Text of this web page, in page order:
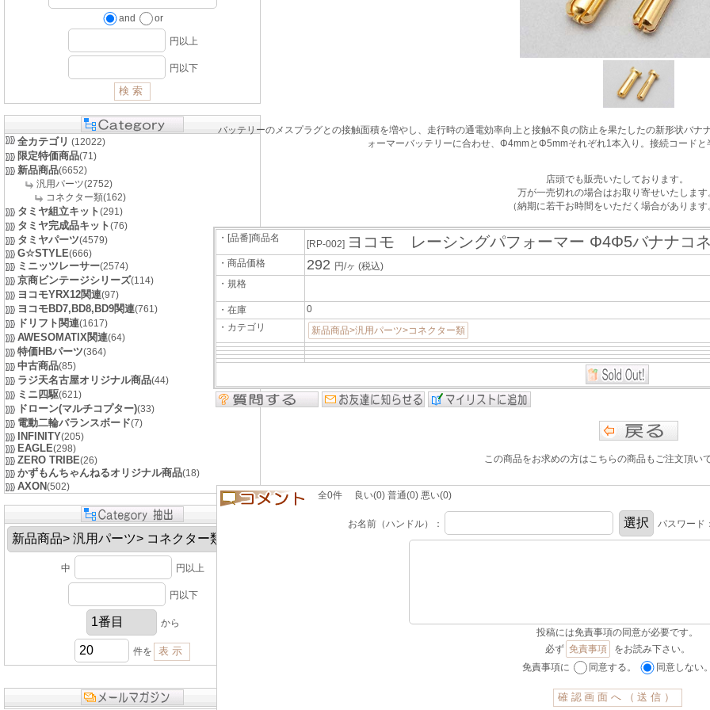
and or
円以上
円以下
全カテゴリ (12022)
限定特価商品(71)
新品商品(6652)
汎用パーツ(2752)
コネクター類(162)
タミヤ組立キット(291)
タミヤ完成品キット(76)
タミヤパーツ(4579)
G☆STYLE(666)
ミニッツレーサー(2574)
京商ビンテージシリーズ(114)
ヨコモYRX12関連(97)
ヨコモBD7,BD8,BD9関連(761)
ドリフト関連(1617)
AWESOMATIX関連(64)
特価HBパーツ(364)
中古商品(85)
ラジ天名古屋オリジナル商品(44)
ミニ四駆(621)
ドローン(マルチコプター)(33)
電動二輪バランスボード(7)
INFINITY(205)
EAGLE(298)
ZERO TRIBE(26)
かずもんちゃんねるオリジナル商品(18)
AXON(502)
中 円以上
円以下
から
件を
バッテリーのメスプラグとの接触面積を増やし、走行時の通電効率向上と接触不良の防止を果たしたの新形状バ
ォーマーバッテリーに合わせ、Φ4mmとΦ5mmそれぞれ1本入り。接続コードと
店頭でも販売いたしております。
万が一売切れの場合はお取り寄せいたします
（納期に若干お時間をいただく場合があります
・[品番]商品名
[RP-002] ヨコモ レーシングパフォーマー Φ4Φ5バナナコ
・商品価格 292 円/ヶ (税込)
・規格
・在庫
0
・カテゴリ
新品商品>汎用パーツ>コネクター類
この商品をお求めの方はこちらの商品もご注文頂い
全0件 良い(0) 普通(0) 悪い(0)
お名前（ハンドル）： パスワード：
投稿には免責事項の同意が必要です。
必ず 免責事項
をお読み下さい。
免責事項に
同意する。 同意しない。